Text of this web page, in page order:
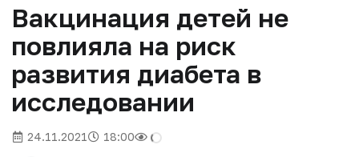
Вакцинация детей не
повлияла на риск
развития диабета в
исследовании
24.11.2021 18:00